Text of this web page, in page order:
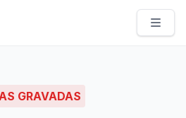
GRAVADAS